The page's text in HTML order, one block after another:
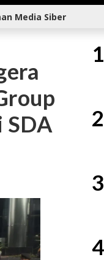
Media Siber
SDA
1
2
3
4